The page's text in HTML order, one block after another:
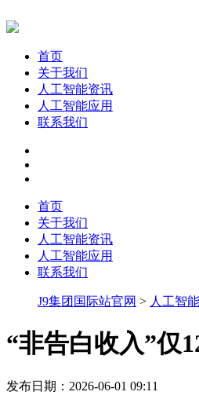
首页
关于我们
人工智能资讯
人工智能应用
联系我们
首页
关于我们
人工智能资讯
人工智能应用
联系我们
J9集团国际站官网 > 人工智
“非告白收入”仅
发布日期：2026-06-01 09:11